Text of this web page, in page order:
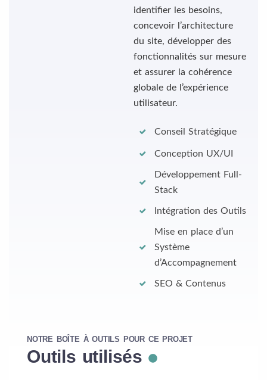
identifier les besoins,
concevoir l’architecture
du site, développer des
fonctionnalités sur mesure
et assurer la cohérence
globale de l’expérience
utilisateur.
Conseil Stratégique
Conception UX/UI
Développement Full-
Stack
Intégration des Outils
Mise en place d’un
Système
d’Accompagnement
SEO & Contenus
NOTRE BOÎTE À OUTILS POUR CE PROJET
Outils utilisés